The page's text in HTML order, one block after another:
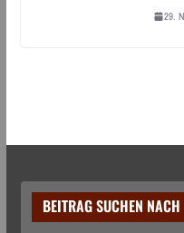
29.
BEITRAG SUCHEN NACH